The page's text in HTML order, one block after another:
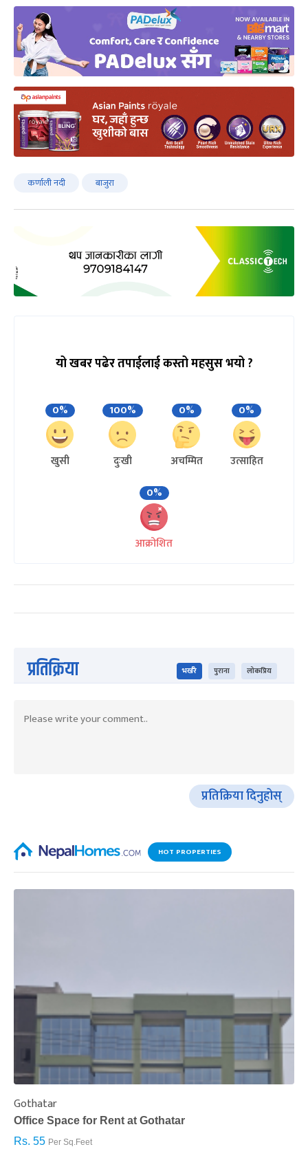
कर्णाली नदी बाजुरा
यो खबर पढेर तपाईलाई कस्तो महसुस भयो ?
0%
खुसी
100%
दुःखी
0%
अचम्मित
0%
उत्साहित
0%
आक्रोशित
प्रतिक्रिया भर्खरै पुराना लोकप्रिय
प्रतिक्रिया दिनुहोस्
HOT PROPERTIES
Gothatar
Office Space for Rent at Gothatar
Rs. 55 Per Sq.Feet